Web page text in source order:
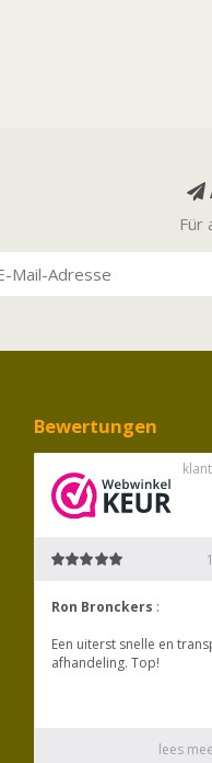
Für
Bewertungen